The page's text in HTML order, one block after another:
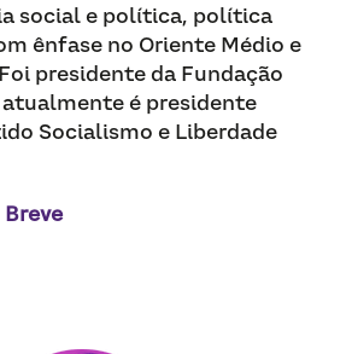
social e política, política
ênfase no Oriente Médio e
presidente da Fundação
atualmente é presidente
Socialismo e Liberdade